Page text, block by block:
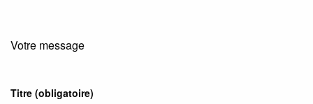
Votre message
Titre (obligatoire)